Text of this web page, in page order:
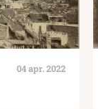
04 apr. 2022